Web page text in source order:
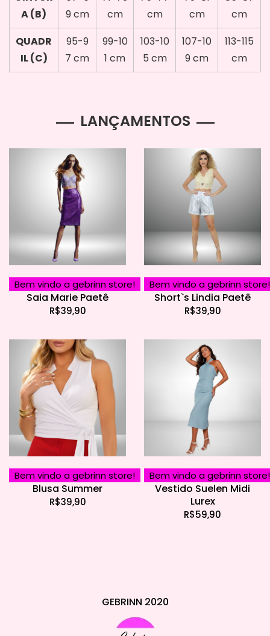
A (B)
9 cm
cm
cm
cm
cm
QUADR
IL (C)
95-9
7 cm
99-10
1 cm
103-10
5 cm
107-10
9 cm
113-115
cm
LANÇAMENTOS
Bem vindo a gebrinn store!
Saia Marie Paetê
R$39,90
Bem vindo a gebrinn store!
Short`s Lindia Paetê
R$39,90
Bem vindo a gebrinn store!
Blusa Summer
R$39,90
Bem vindo a gebrinn store!
Vestido Suelen Midi
Lurex
R$59,90
GEBRINN 2020